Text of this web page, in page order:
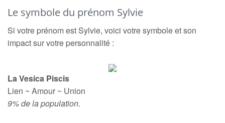
Le symbole du prénom Sylvie
Si votre prénom est Sylvie, voici votre symbole et son
impact sur votre personnalité :
La Vesica Piscis
Lien ~ Amour ~ Union
9% de la population.